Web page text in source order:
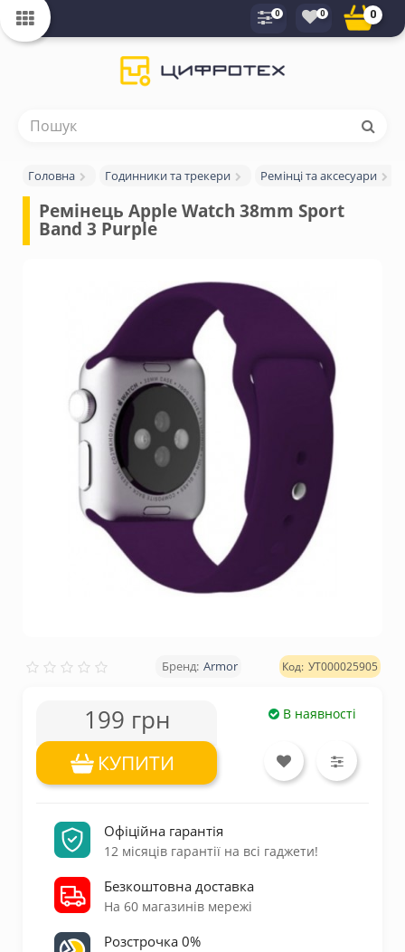
0
0 0
Головна Годинники та трекери Ремінці та аксесуари
Ремінець Apple Watch 38mm Sport
Band 3 Purple
Armor УТ000025905
199 грн В наявності
КУПИТИ
Офіційна гарантія
12 місяців гарантії на всі гаджети!
Безкоштовна доставка
На 60 магазинів мережі
Розстрочка 0%